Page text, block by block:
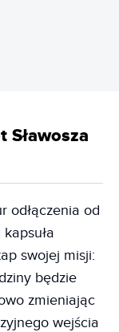
odłączenia od
swojej misji:
będzie
zmieniając
wejścia